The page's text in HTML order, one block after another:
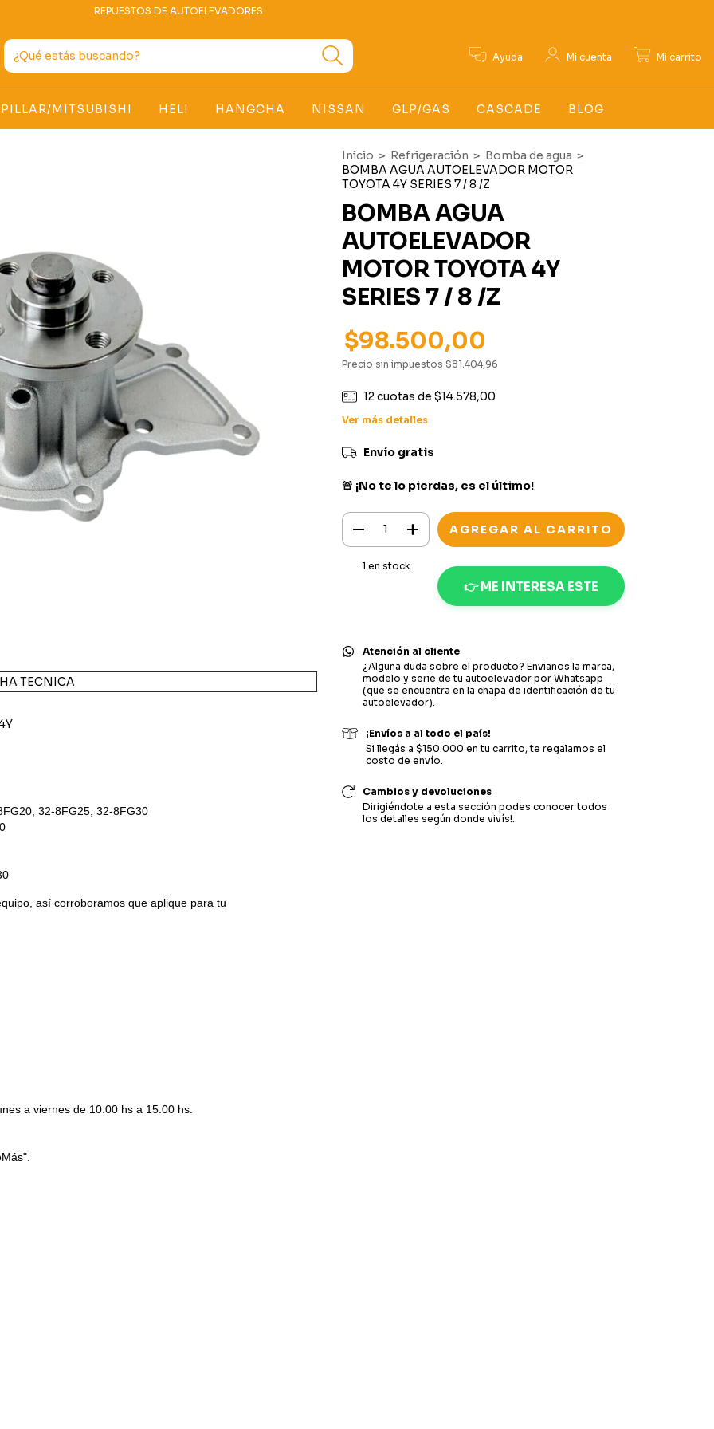
REPUESTOS DE AUTOELEVADORES
Ayuda Mi cuenta Mi carrito
MITSUBISHI HELI HANGCHA NISSAN GLP/GAS CASCADE BLOG
TECNICA
32-8FG25, 32-8FG30
así corroboramos que aplique para tu
a viernes de 10:00 hs a 15:00 hs.
Inicio > Refrigeración > Bomba de agua >
BOMBA AGUA AUTOELEVADOR MOTOR
TOYOTA 4Y SERIES 7 / 8 /Z
BOMBA AGUA
AUTOELEVADOR
MOTOR TOYOTA 4Y
SERIES 7 / 8 /Z
$98.500,00
Precio sin impuestos $81.404,96
12cuotas de $14.578,00
Ver más detalles
Envío gratis
🚨 ¡No te lo pierdas, es el último!
1 en stock
👉 ME INTERESA ESTE
Atención al cliente
¿Alguna duda sobre el producto? Envianos la marca,
modelo y serie de tu autoelevador por Whatsapp
(que se encuentra en la chapa de identificación de tu
autoelevador).
¡Envíos a al todo el país!
Si llegás a $150.000 en tu carrito, te regalamos el
costo de envío.
Cambios y devoluciones
Dirigiéndote a esta sección podes conocer todos
los detalles según donde vivís!.